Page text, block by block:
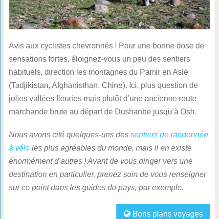
Avis aux cyclistes chevronnés ! Pour une bonne dose de
sensations fortes, éloignez-vous un peu des sentiers
habituels, direction les montagnes du Pamir en Asie
(Tadjikistan, Afghanisthan, Chine). Ici, plus question de
jolies vallées fleuries mais plutôt d’une ancienne route
marchande brute au départ de Dushanbe jusqu’à Osh.
Nous avons cité quelques-uns des sentiers de randonnée
à véloles plus agréables du monde, mais il en existe
énormément d’autres ! Avant de vous diriger vers une
destination en particulier, prenez soin de vous renseigner
sur ce point dans les guides du pays, par exemple.
Bons plans voyages